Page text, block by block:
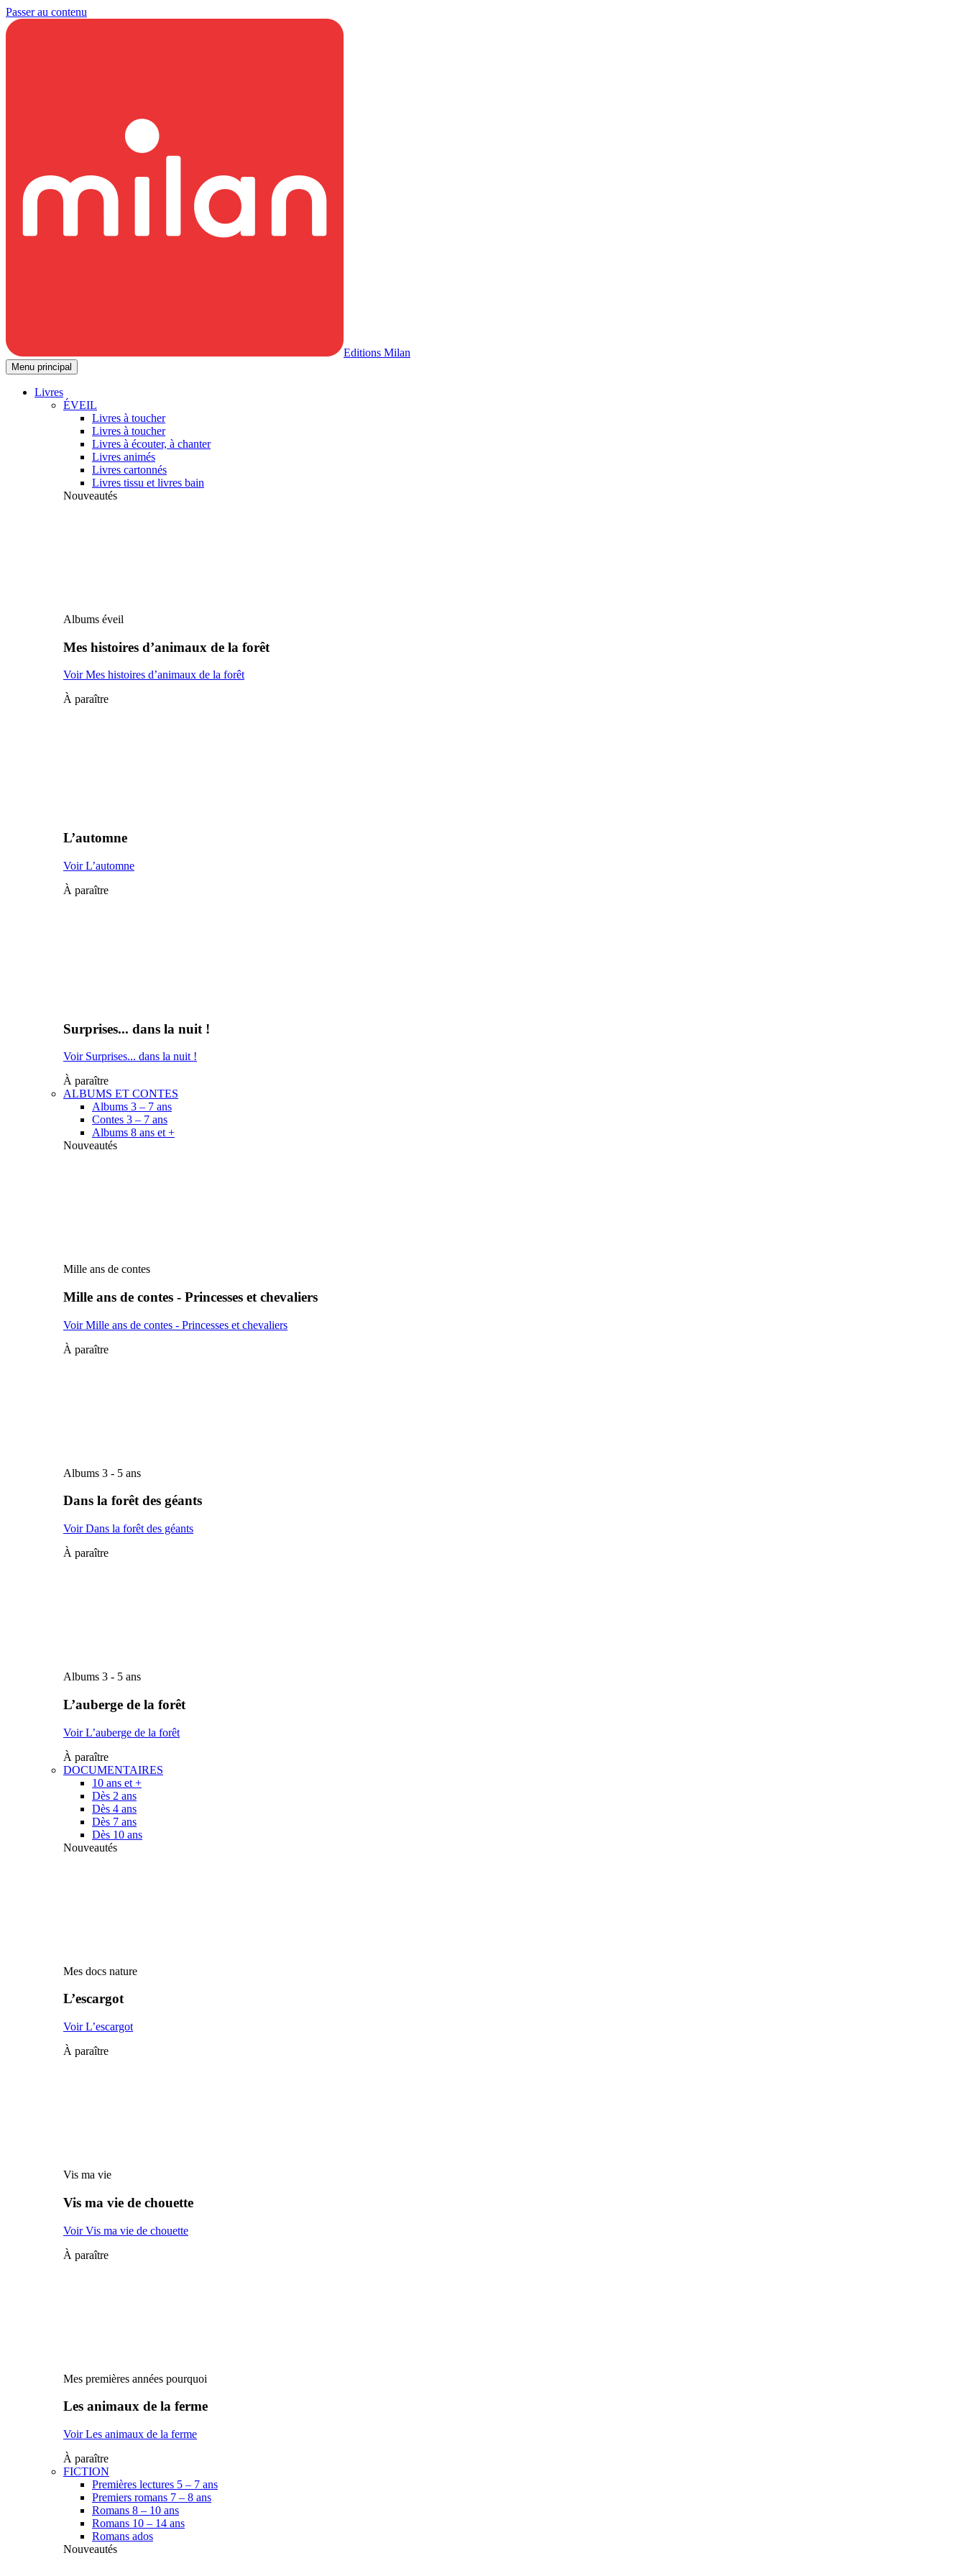
Passer au contenu
Editions Milan
Menu principal
Livres
ÉVEIL
Livres à toucher
Livres à toucher
Livres à écouter, à chanter
Livres animés
Livres cartonnés
Livres tissu et livres bain
Nouveautés
Albums éveil
Mes histoires d’animaux de la forêt
Voir Mes histoires d’animaux de la forêt
À paraître
L’automne
Voir L’automne
À paraître
Surprises... dans la nuit !
Voir Surprises... dans la nuit !
À paraître
ALBUMS ET CONTES
Albums 3 – 7 ans
Contes 3 – 7 ans
Albums 8 ans et +
Nouveautés
Mille ans de contes
Mille ans de contes - Princesses et chevaliers
Voir Mille ans de contes - Princesses et chevaliers
À paraître
Albums 3 - 5 ans
Dans la forêt des géants
Voir Dans la forêt des géants
À paraître
Albums 3 - 5 ans
L’auberge de la forêt
Voir L’auberge de la forêt
À paraître
DOCUMENTAIRES
10 ans et +
Dès 2 ans
Dès 4 ans
Dès 7 ans
Dès 10 ans
Nouveautés
Mes docs nature
L’escargot
Voir L’escargot
À paraître
Vis ma vie
Vis ma vie de chouette
Voir Vis ma vie de chouette
À paraître
Mes premières années pourquoi
Les animaux de la ferme
Voir Les animaux de la ferme
À paraître
FICTION
Premières lectures 5 – 7 ans
Premiers romans 7 – 8 ans
Romans 8 – 10 ans
Romans 10 – 14 ans
Romans ados
Nouveautés